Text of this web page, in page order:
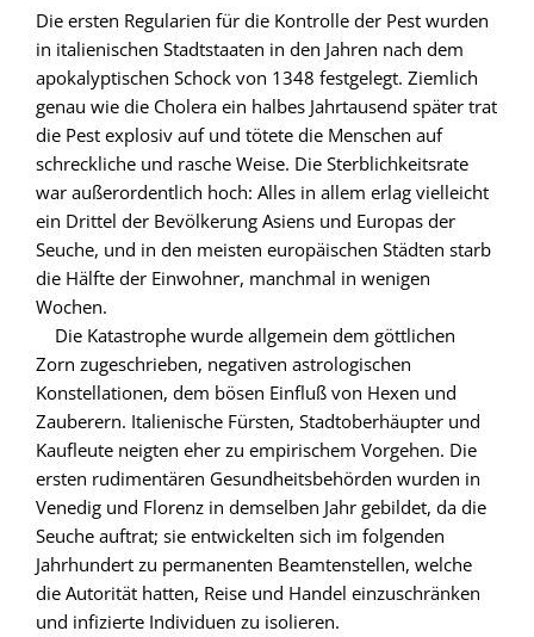
Die ersten Regularien für die Kontrolle der Pest wurden
in italienischen Stadtstaaten in den Jahren nach dem
apokalyptischen Schock von 1348 festgelegt. Ziemlich
genau wie die Cholera ein halbes Jahrtausend später trat
die Pest explosiv auf und tötete die Menschen auf
schreckliche und rasche Weise. Die Sterblichkeitsrate
war außerordentlich hoch: Alles in allem erlag vielleicht
ein Drittel der Bevölkerung Asiens und Europas der
Seuche, und in den meisten europäischen Städten starb
die Hälfte der Einwohner, manchmal in wenigen
Wochen.
Die Katastrophe wurde allgemein dem göttlichen
Zorn zugeschrieben, negativen astrologischen
Konstellationen, dem bösen Einfluß von Hexen und
Zauberern. Italienische Fürsten, Stadtoberhäupter und
Kaufleute neigten eher zu empirischem Vorgehen. Die
ersten rudimentären Gesundheitsbehörden wurden in
Venedig und Florenz in demselben Jahr gebildet, da die
Seuche auftrat; sie entwickelten sich im folgenden
Jahrhundert zu permanenten Beamtenstellen, welche
die Autorität hatten, Reise und Handel einzuschränken
und infizierte Individuen zu isolieren.